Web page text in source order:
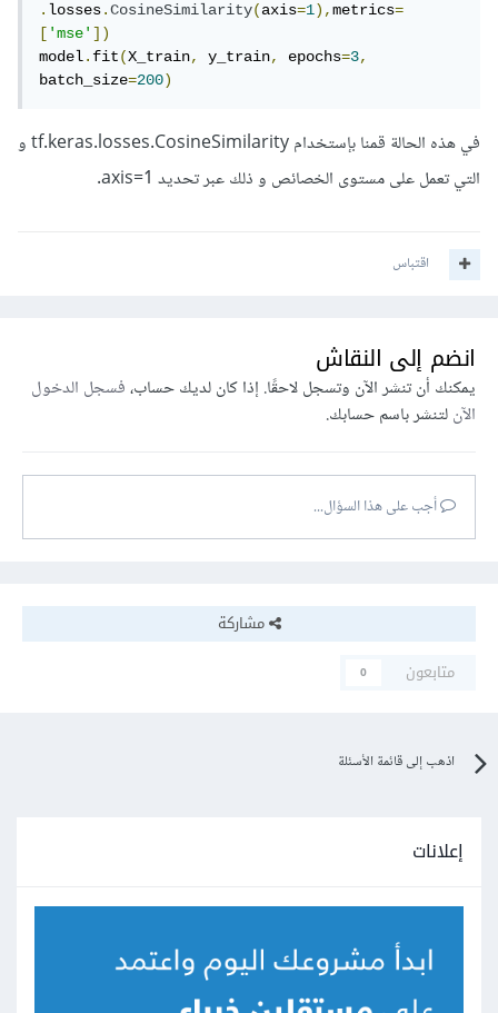
.losses.CosineSimilarity(axis=1),metrics=
['mse'])
model.fit(X_train, y_train, epochs=3,
batch_size=200)
في هذه الحالة قمنا بإستخدام tf.keras.losses.CosineSimilarity و
التي تعمل على مستوى الخصائص و ذلك عبر تحديد axis=1.
اقتباس
انضم إلى النقاش
يمكنك أن تنشر الآن وتسجل لاحقًا. إذا كان لديك حساب،فسجل الدخول
الآنلتنشر باسم حسابك.
أجب على هذا السؤال...
مشاركة
متابعون
0
اذهب إلى قائمة الأسئلة
إعلانات